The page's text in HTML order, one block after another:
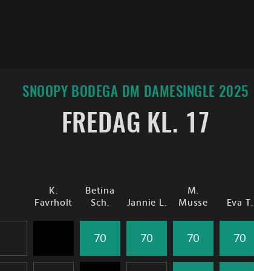
SNOOPY BODEGA DM DAMESINGLE 2025
FREDAG KL. 17
K.
Favrholt
Betina
Sch.
Jannie L.
M.
Musse
Eva T.